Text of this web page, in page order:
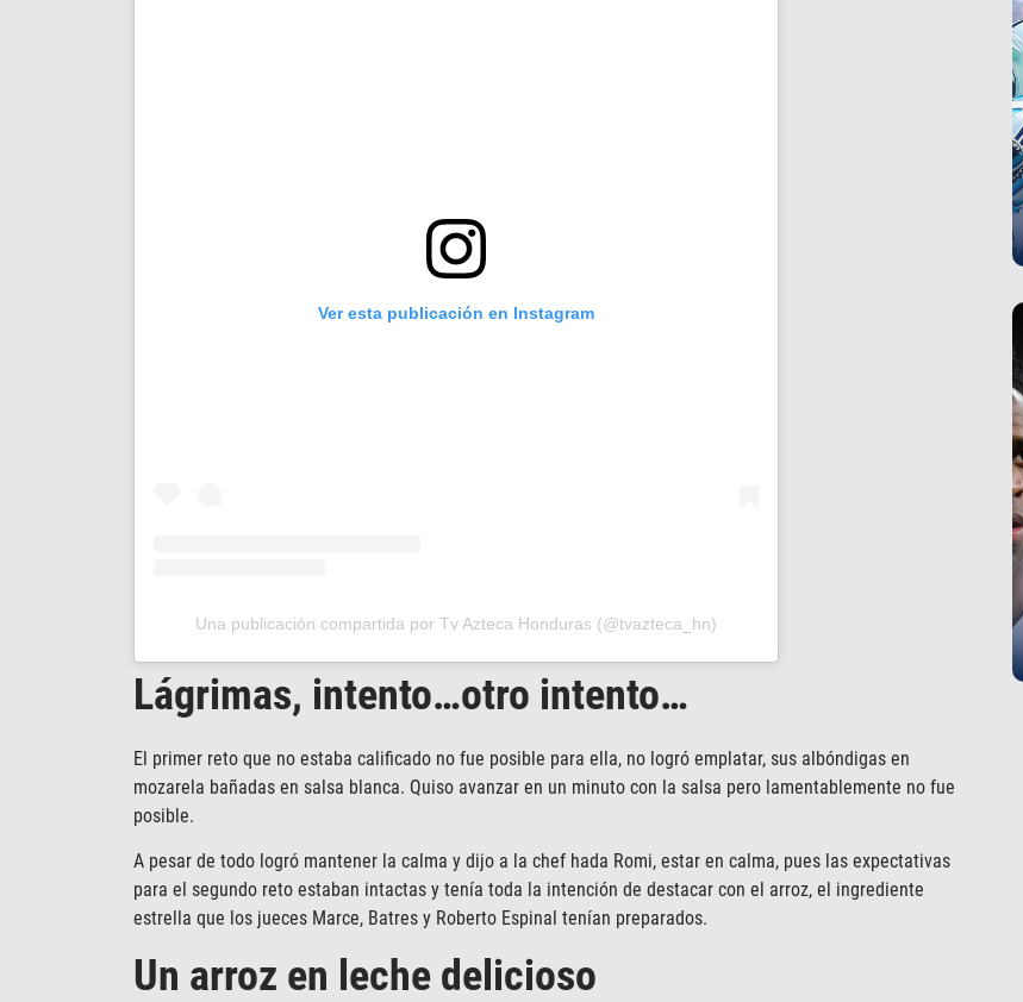
Ver esta publicación en Instagram
Una publicación compartida por Tv Azteca Honduras (@tvazteca_hn)
Lágrimas, intento…otro intento…
El primer reto que no estaba calificado no fue posible para ella, no logró emplatar, sus albóndigas en
mozarela bañadas en salsa blanca. Quiso avanzar en un minuto con la salsa pero lamentablemente no fue
posible.
A pesar de todo logró mantener la calma y dijo a la chef hada Romi, estar en calma, pues las expectativas
para el segundo reto estaban intactas y tenía toda la intención de destacar con el arroz, el ingrediente
estrella que los jueces Marce, Batres y Roberto Espinal tenían preparados.
Un arroz en leche delicioso